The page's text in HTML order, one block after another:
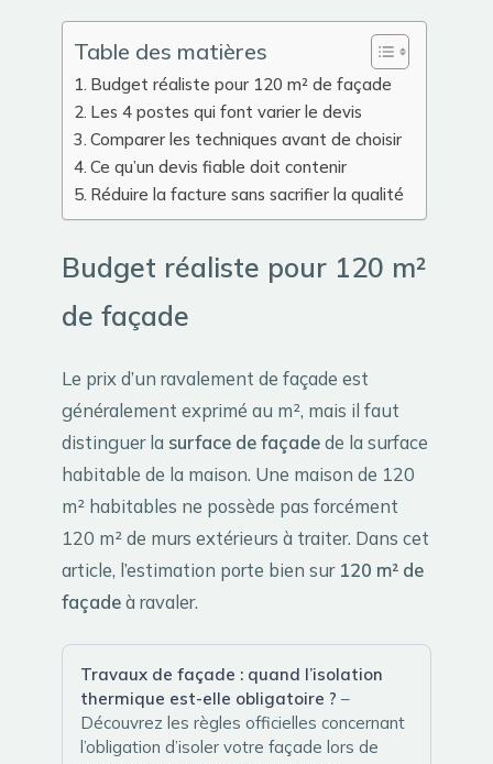
Table des matières
Budget réaliste pour 120 m² de façade
Les 4 postes qui font varier le devis
Comparer les techniques avant de choisir
Ce qu’un devis fiable doit contenir
Réduire la facture sans sacrifier la qualité
Budget réaliste pour 120 m²
de façade
Le prix d’un ravalement de façade est
généralement exprimé au m², mais il faut
distinguer la surface de façadede la surface
habitable de la maison. Une maison de 120
m² habitables ne possède pas forcément
120 m² de murs extérieurs à traiter. Dans cet
article, l’estimation porte bien sur 120 m² de
façadeà ravaler.
Travaux de façade : quand l’isolation
thermique est-elle obligatoire ? –
Découvrez les règles officielles concernant
l’obligation d’isoler votre façade lors de